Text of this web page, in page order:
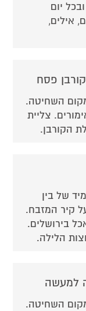
יום
אילים,
פסח
השחיטה.
צליית
הקורבן.
של בין
קיר המזבח.
בירושלים.
הלילה.
למעשה
השחיטה.